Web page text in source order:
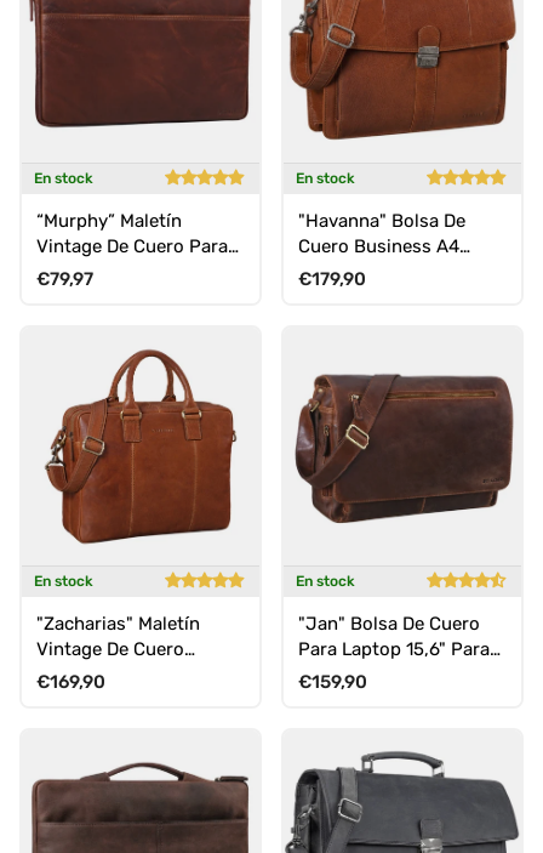
En stock
“Murphy” Maletín
Vintage De Cuero Para
Portátil 15.6" Tipo
Precio normal
€79,97
En stock
"Havanna" Bolsa De
Cuero Business A4
Grande Maletín
Precio normal
€179,90
En stock
"Zacharias" Maletín
Vintage De Cuero
Business XL 15,6"
Precio normal
€169,90
En stock
"Jan" Bolsa De Cuero
Para Laptop 15,6" Para
Hombre Y Mujer De
Precio normal
€159,90